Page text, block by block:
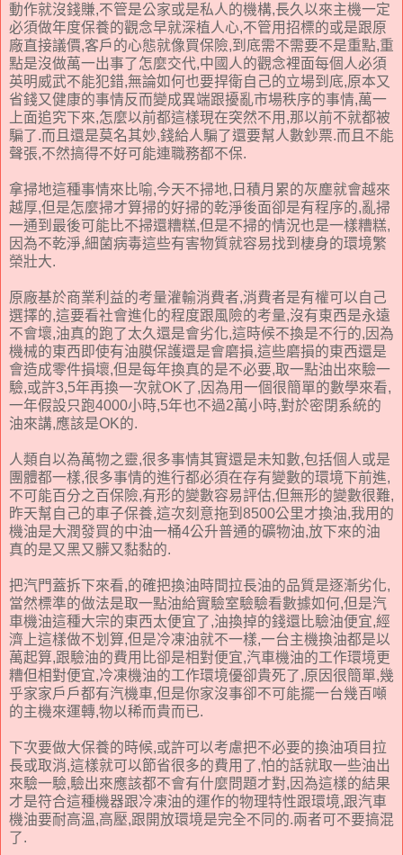
動作就沒錢賺,不管是公家或是私人的機構,長久以來主機一定
必須做年度保養的觀念早就深植人心,不管用招標的或是跟原
廠直接議價,客戶的心態就像買保險,到底需不需要不是重點,重
點是沒做萬一出事了怎麼交代,中國人的觀念裡面每個人必須
英明威武不能犯錯,無論如何也要捍衛自己的立場到底,原本又
省錢又健康的事情反而變成異端跟擾亂市場秩序的事情,萬一
上面追究下來,怎麼以前都這樣現在突然不用,那以前不就都被
騙了.而且還是莫名其妙,錢給人騙了還要幫人數鈔票.而且不能
聲張,不然搞得不好可能連職務都不保.
拿掃地這種事情來比喻,今天不掃地,日積月累的灰塵就會越來
越厚,但是怎麼掃才算掃的好掃的乾淨後面卻是有程序的,亂掃
一通到最後可能比不掃還糟糕,但是不掃的情況也是一樣糟糕,
因為不乾淨,細菌病毒這些有害物質就容易找到棲身的環境繁
榮壯大.
原廠基於商業利益的考量灌輸消費者,消費者是有權可以自己
選擇的,這要看社會進化的程度跟風險的考量,沒有東西是永遠
不會壞,油真的跑了太久還是會劣化,這時候不換是不行的,因為
機械的東西即使有油膜保護還是會磨損,這些磨損的東西還是
會造成零件損壞,但是每年換真的是不必要,取一點油出來驗一
驗,或許3,5年再換一次就OK了,因為用一個很簡單的數學來看,
一年假設只跑4000小時,5年也不過2萬小時,對於密閉系統的
油來講,應該是OK的.
人類自以為萬物之靈,很多事情其實還是未知數,包括個人或是
團體都一樣,很多事情的進行都必須在存有變數的環境下前進,
不可能百分之百保險,有形的變數容易評估,但無形的變數很難,
昨天幫自己的車子保養,這次刻意拖到8500公里才換油,我用的
機油是大潤發買的中油一桶4公升普通的礦物油,放下來的油
真的是又黑又髒又黏黏的.
把汽門蓋拆下來看,的確把換油時間拉長油的品質是逐漸劣化,
當然標準的做法是取一點油給實驗室驗驗看數據如何,但是汽
車機油這種大宗的東西太便宜了,油換掉的錢還比驗油便宜,經
濟上這樣做不划算,但是冷凍油就不一樣,一台主機換油都是以
萬起算,跟驗油的費用比卻是相對便宜,汽車機油的工作環境更
糟但相對便宜,冷凍機油的工作環境優卻貴死了,原因很簡單,幾
乎家家戶戶都有汽機車,但是你家沒事卻不可能擺一台幾百噸
的主機來運轉,物以稀而貴而已.
下次要做大保養的時候,或許可以考慮把不必要的換油項目拉
長或取消,這樣就可以節省很多的費用了,怕的話就取一些油出
來驗一驗,驗出來應該都不會有什麼問題才對,因為這樣的結果
才是符合這種機器跟冷凍油的運作的物理特性跟環境,跟汽車
機油要耐高溫,高壓,跟開放環境是完全不同的.兩者可不要搞混
了.